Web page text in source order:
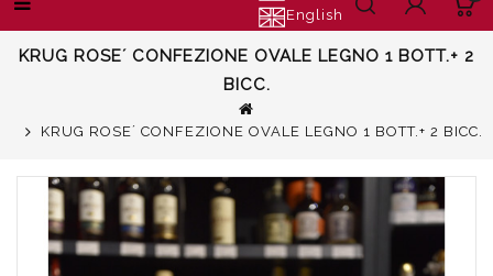
English
KRUG ROSE´ CONFEZIONE OVALE LEGNO 1 BOTT.+ 2
BICC.
KRUG ROSE´ CONFEZIONE OVALE LEGNO 1 BOTT.+ 2 BICC.